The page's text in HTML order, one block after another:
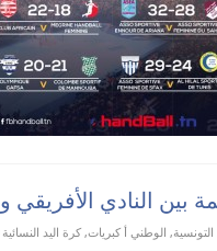
بين النادي
التونسية, الوطني أ كبريات,كرة اليد النسائية